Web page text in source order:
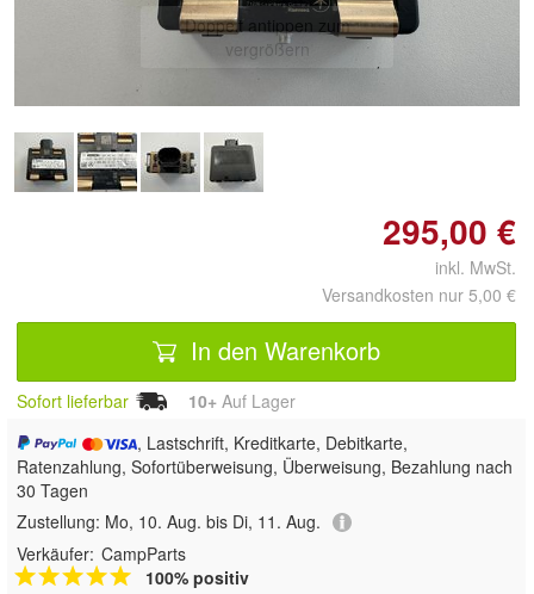
Doppelt antippen zum
vergrößern
295,00 €
inkl. MwSt.
Versandkosten nur 5,00 €
In den Warenkorb
Sofort lieferbar 10+ Auf Lager
, Lastschrift, Kreditkarte, Debitkarte,
Ratenzahlung, Sofortüberweisung, Überweisung, Bezahlung nach
30 Tagen
Zustellung: Mo, 10. Aug. bis Di, 11. Aug.
Verkäufer: CampParts
100% positiv